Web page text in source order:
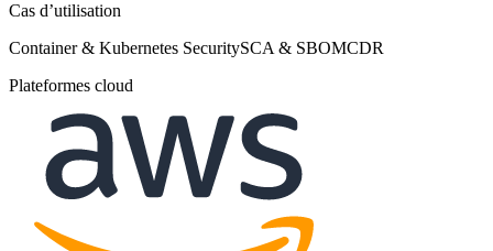
Cas d’utilisation
Container & Kubernetes SecuritySCA & SBOMCDR
Plateformes cloud